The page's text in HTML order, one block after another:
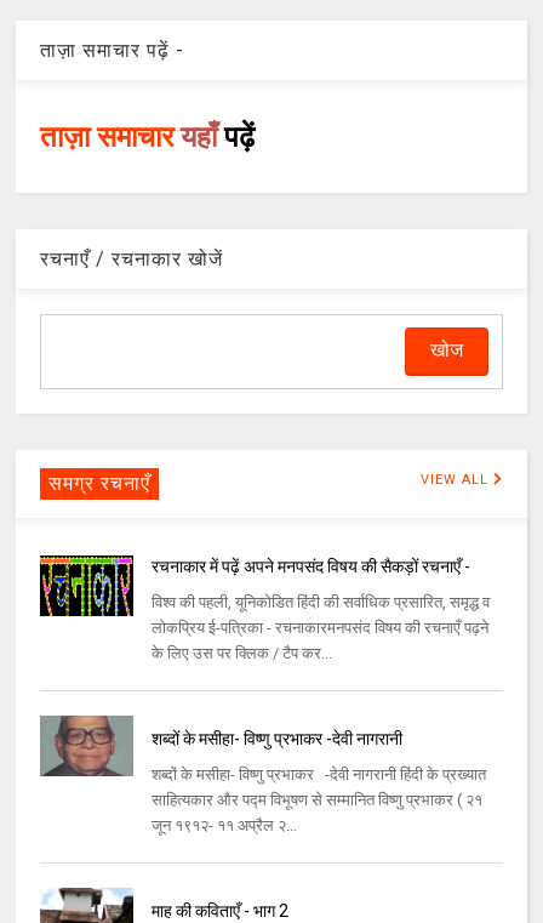
ताज़ा समाचार पढ़ें -
ताज़ा समाचारयहाँपढ़ें
रचनाएँ / रचनाकार खोजें
समग्र रचनाएँ VIEW ALL
रचनाकार में पढ़ें अपने मनपसंद विषय की सैकड़ों रचनाएँ -
विश्व की पहली, यूनिकोडित हिंदी की सर्वाधिक प्रसारित, समृद्ध व
लोकप्रिय ई-पत्रिका - रचनाकारमनपसंद विषय की रचनाएँ पढ़ने
के लिए उस पर क्लिक / टैप कर...
शब्दों के मसीहा- विष्णु प्रभाकर -देवी नागरानी
शब्दों के मसीहा- विष्णु प्रभाकर -देवी नागरानी हिंदी के प्रख्यात
साहित्यकार और पद्म विभूषण से सम्मानित विष्णु प्रभाकर ( २१
जून १९१२- ११ अप्रैल २...
माह की कविताएँ - भाग 2